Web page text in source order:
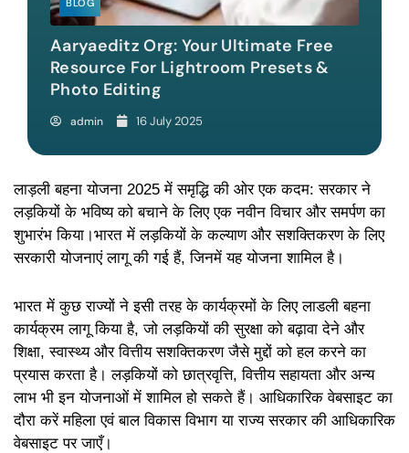
BLOG
Aaryaeditz Org: Your Ultimate Free
Resource For Lightroom Presets &
Photo Editing
admin 16 July 2025
लाड़ली बहना योजना 2025में समृद्धि की ओर एक कदम:सरकार ने
लड़कियों के भविष्य को बचाने के लिए एक नवीन विचार और समर्पण का
शुभारंभ किया।भारत में लड़कियों के कल्याण और सशक्तिकरण के लिए
सरकारी योजनाएं लागू की गई हैं,जिनमें यहयोजना शामिल है।
भारत में कुछ राज्यों ने इसी तरह के कार्यक्रमों के लिए लाडली बहना
कार्यक्रम लागू किया है,जो लड़कियों की सुरक्षा को बढ़ावा देने और
शिक्षा,स्वास्थ्य और वित्तीय सशक्तिकरण जैसे मुद्दों को हल करने का
प्रयास करता है। लड़कियों को छात्रवृत्ति,वित्तीय सहायता और अन्य
लाभ भी इन योजनाओं में शामिल हो सकते हैं। आधिकारिक वेबसाइट का
दौरा करें महिला एवं बाल विकास विभाग या राज्य सरकार की आधिकारिक
वेबसाइट पर जाएँ।